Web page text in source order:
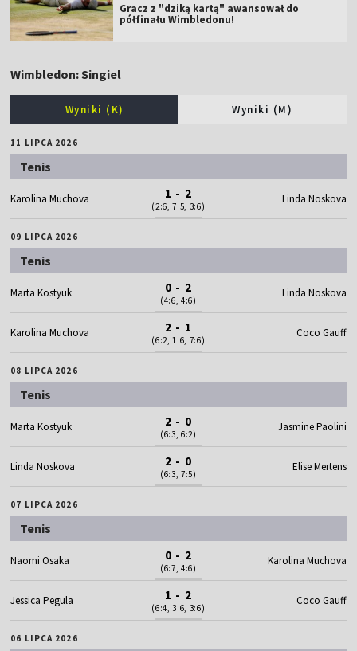
Gracz z "dziką kartą" awansował do
półfinału Wimbledonu!
Wimbledon: Singiel
Wyniki (K) Wyniki (M)
11 LIPCA 2026
Tenis
Karolina Muchova 1 - 2
(2:6, 7:5, 3:6)
Linda Noskova
09 LIPCA 2026
Tenis
Marta Kostyuk 0 - 2
(4:6, 4:6)
Linda Noskova
Karolina Muchova 2 - 1
(6:2, 1:6, 7:6)
Coco Gauff
08 LIPCA 2026
Tenis
Marta Kostyuk 2 - 0
(6:3, 6:2)
Jasmine Paolini
Linda Noskova 2 - 0
(6:3, 7:5)
Elise Mertens
07 LIPCA 2026
Tenis
Naomi Osaka 0 - 2
(6:7, 4:6)
Karolina Muchova
Jessica Pegula 1 - 2
(6:4, 3:6, 3:6)
Coco Gauff
06 LIPCA 2026